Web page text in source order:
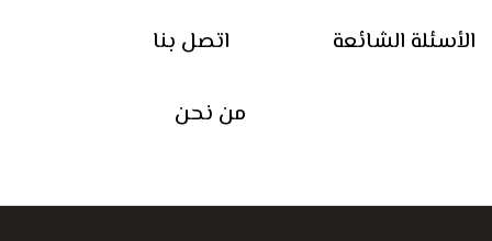
اتصل بنا الأسئلة الشائعة
من نحن